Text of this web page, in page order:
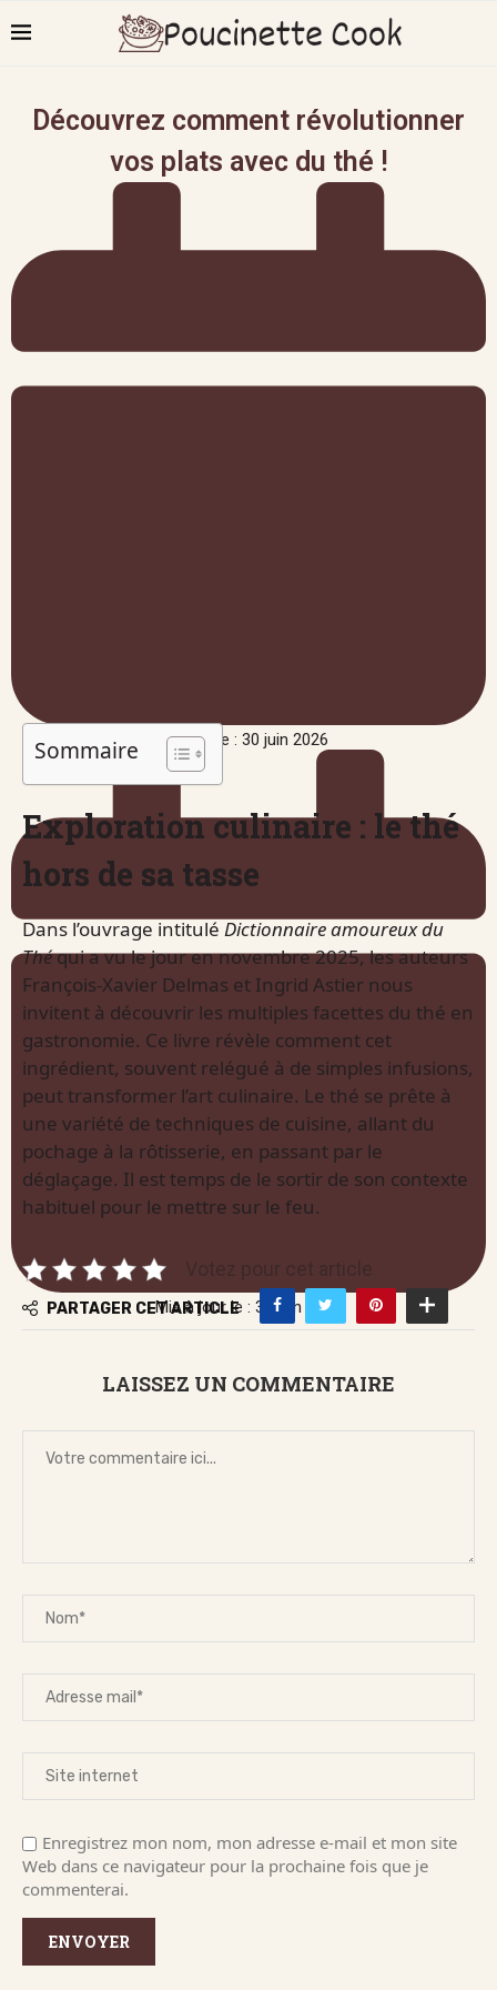
Découvrez comment révolutionner
vos plats avec du thé !
Publié le : 30 juin 2026
Mis à jour le : 30 juin 2026
Sommaire
Exploration culinaire : le thé
hors de sa tasse
Dans l’ouvrage intitulé Dictionnaire amoureux du
Théqui a vu le jour en novembre 2025, les auteurs
François-Xavier Delmas et Ingrid Astier nous
invitent à découvrir les multiples facettes du thé en
gastronomie. Ce livre révèle comment cet
ingrédient, souvent relégué à de simples infusions,
peut transformer l’art culinaire. Le thé se prête à
une variété de techniques de cuisine, allant du
pochage à la rôtisserie, en passant par le
déglaçage. Il est temps de le sortir de son contexte
habituel pour le mettre sur le feu.
Votez pour cet article
PARTAGER CET ARTICLE
LAISSEZ UN COMMENTAIRE
Enregistrez mon nom, mon adresse e-mail et mon site
Web dans ce navigateur pour la prochaine fois que je
commenterai.